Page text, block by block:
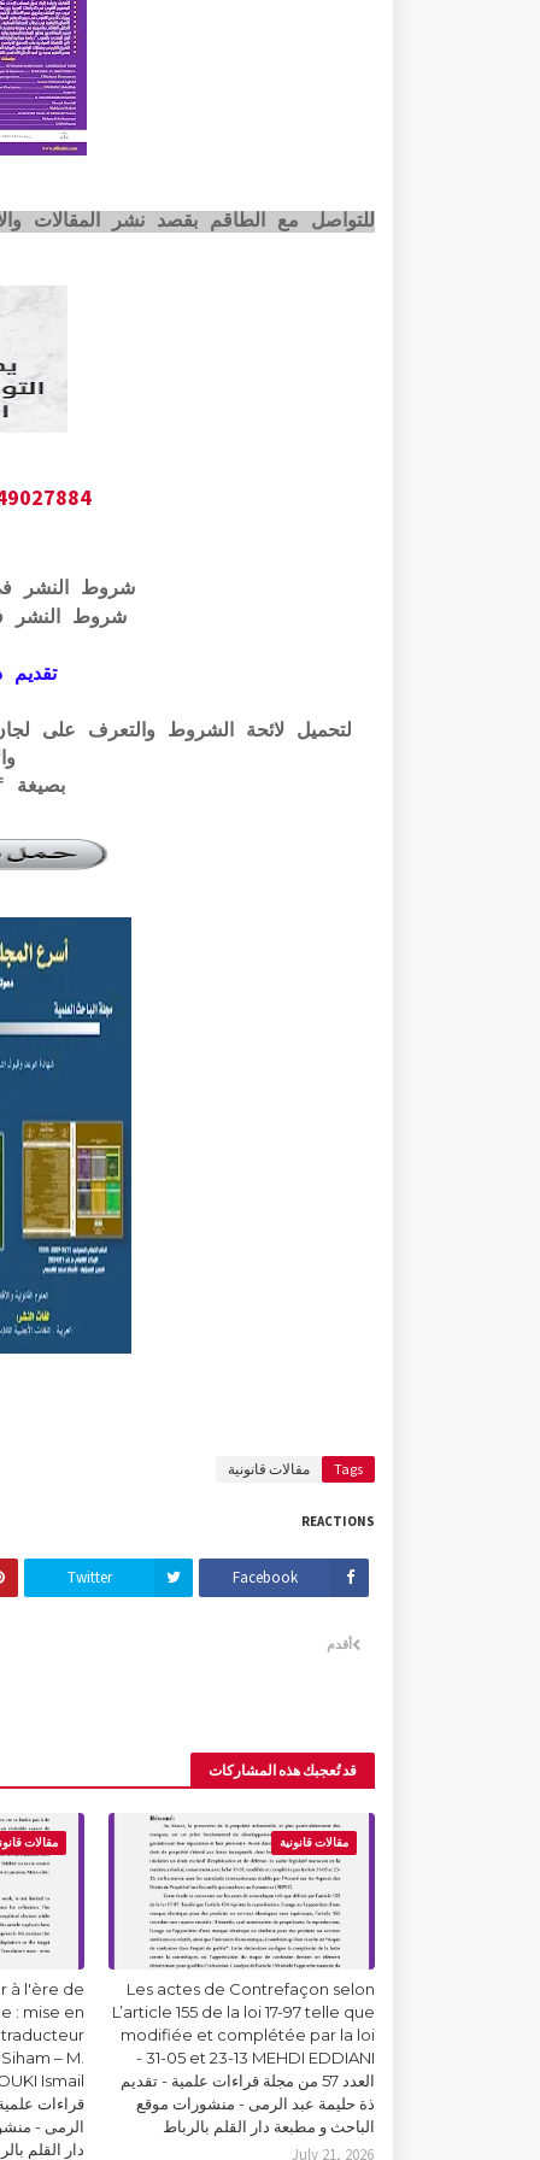
للتواصل مع الطاقم بقصد نشر المقالات
شروط النشر
شروط النشر
بصيغة pdf الرابط أسفله:
Tags مقالات قانونية
REACTIONS
Facebook
Twitter
أقدم
قد تُعجبك هذه المشاركات
مقالات قانونية
Les actes de Contrefaçon selon
L’article 155 de la loi 17-97 telle que
modifiée et complétée par la loi
31-05 et 23-13 MEHDI EDDIANI -
العدد 57 من مجلة قراءات علمية - تقديم
ذة حليمة عبد الرمى - منشورات موقع
الباحث و مطبعة دار القلم بالرباط
July 21, 2026
مقالات
à l'ère de
: mise en
– M.
قراءات
الرمى -
دار القلم